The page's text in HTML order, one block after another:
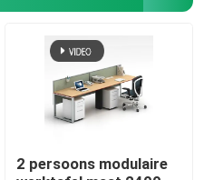
2 persoons modulaire